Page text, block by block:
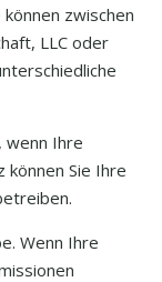
zwischen
LLC oder
wenn Ihre
können Sie Ihre
Wenn Ihre